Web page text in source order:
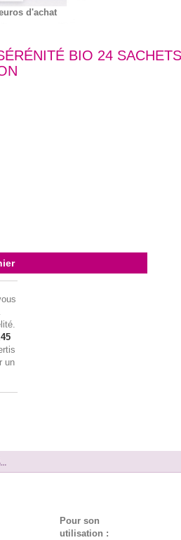
d'achat
BIO 24
un
Pour son
utilisation :